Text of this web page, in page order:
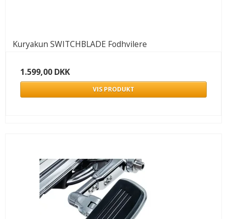
Kuryakun SWITCHBLADE Fodhvilere
1.599,00 DKK
VIS PRODUKT